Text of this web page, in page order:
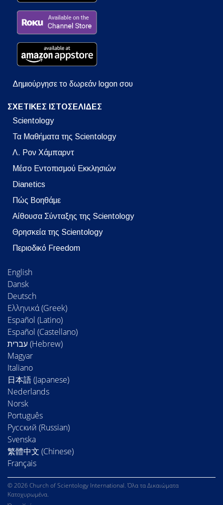
Δημιούργησε το δωρεάν logon σου
ΣΧΕΤΙΚΕΣ ΙΣΤΟΣΕΛΙΔΕΣ
Scientology
Τα Μαθήματα της Scientology
Λ. Ρον Χάμπαρντ
Μέσο Εντοπισμού Εκκλησιών
Dianetics
Πώς Βοηθάμε
Αίθουσα Σύνταξης της Scientology
Θρησκεία της Scientology
Περιοδικό Freedom
English
Dansk
Deutsch
Ελληνικά (Greek)
Español (Latino)
Español (Castellano)
Magyar
Italiano
日本語 (Japanese)
Nederlands
Norsk
Português
Русский (Russian)
Svenska
繁體中文 (Chinese)
Français
© 2026 Church of Scientology International. Όλα τα Δικαιώματα
Κατοχυρωμένα.